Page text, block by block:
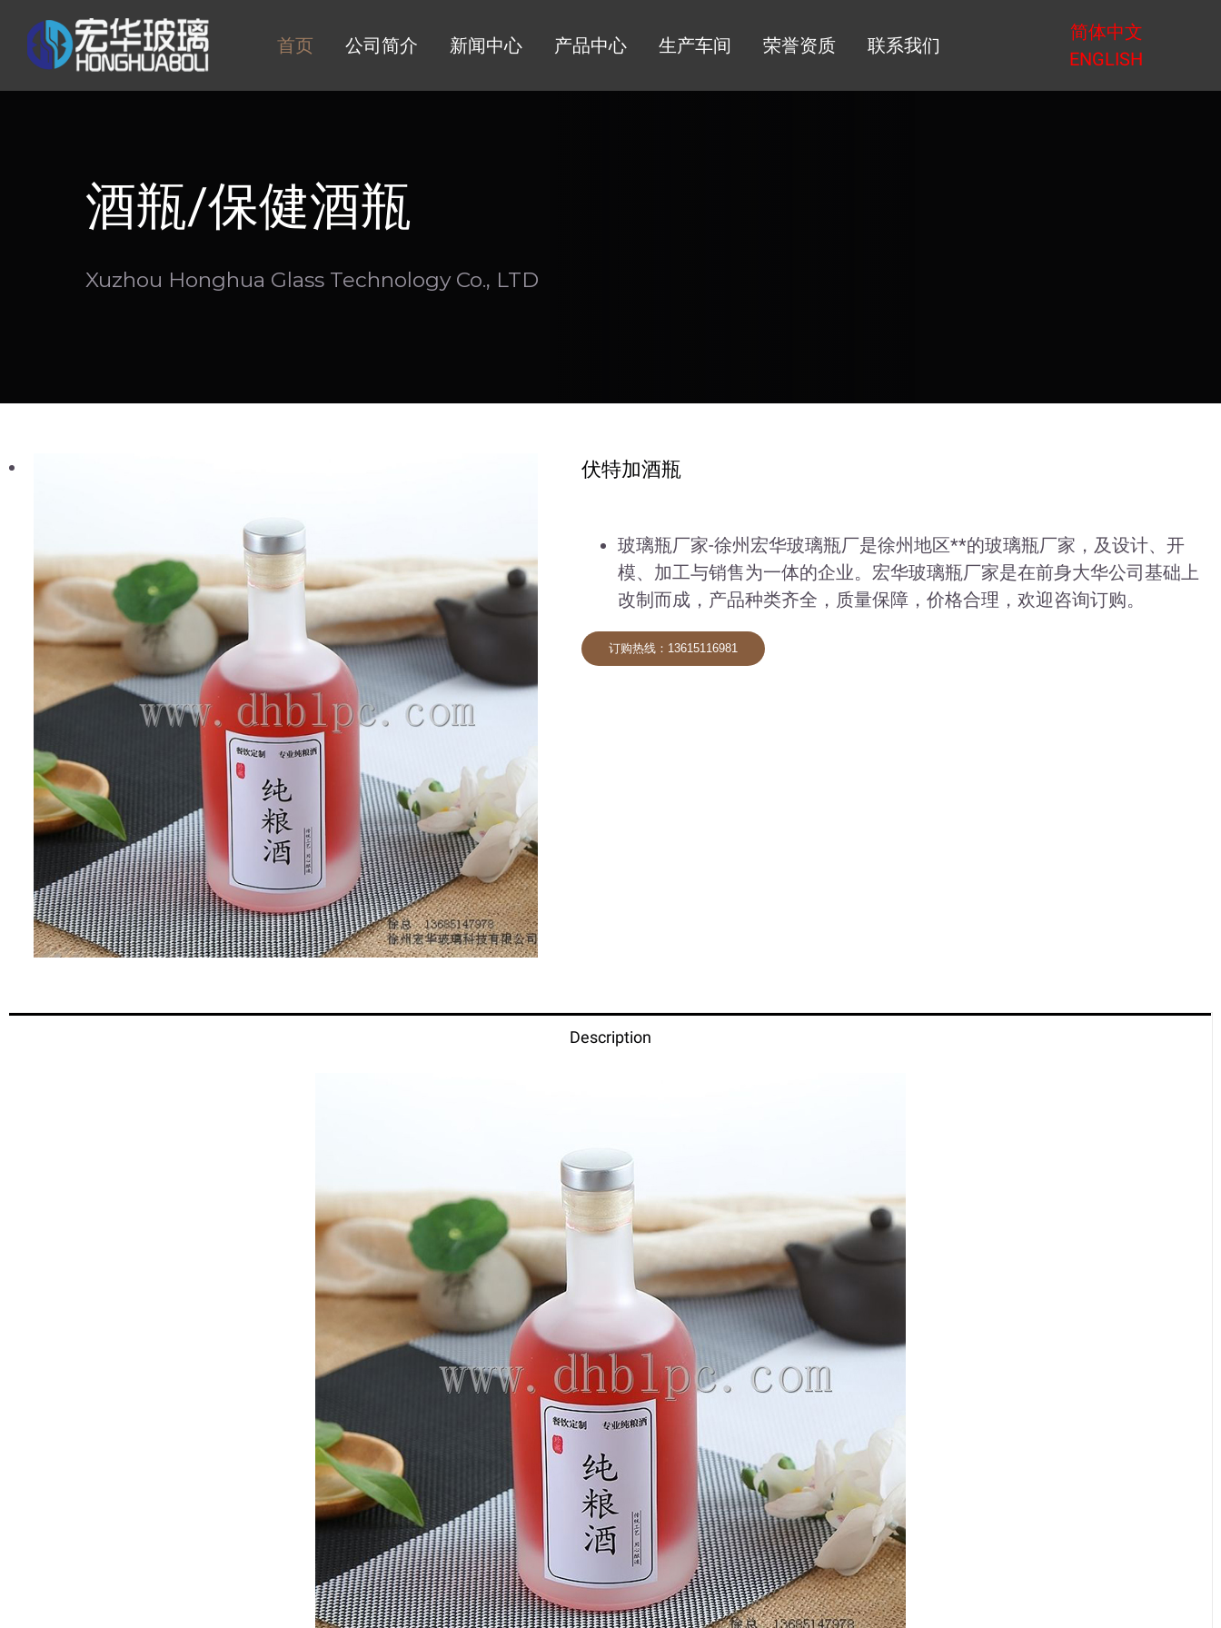
content
首页 公司简介 新闻中心 产品中心 生产车间 荣誉资质 联系我们
简体中文
ENGLISH
酒瓶/保健酒瓶
Xuzhou Honghua Glass Technology Co., LTD
伏特加酒瓶
玻璃瓶厂家-徐州宏华玻璃瓶厂是徐州地区**的玻璃瓶厂家，及设计、开
模、加工与销售为一体的企业。宏华玻璃瓶厂家是在前身大华公司基础上
改制而成，产品种类齐全，质量保障，价格合理，欢迎咨询订购。
订购热线：13615116981
Description